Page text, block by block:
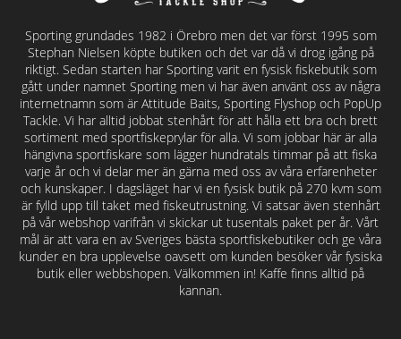
Sporting grundades 1982 i Örebro men det var först 1995 som
Stephan Nielsen köpte butiken och det var då vi drog igång på
riktigt. Sedan starten har Sporting varit en fysisk fiskebutik som
gått under namnet Sporting men vi har även använt oss av några
internetnamn som är Attitude Baits, Sporting Flyshop och PopUp
Tackle. Vi har alltid jobbat stenhårt för att hålla ett bra och brett
sortiment med sportfiskeprylar för alla. Vi som jobbar här är alla
hängivna sportfiskare som lägger hundratals timmar på att fiska
varje år och vi delar mer än gärna med oss av våra erfarenheter
och kunskaper. I dagsläget har vi en fysisk butik på 270 kvm som
är fylld upp till taket med fiskeutrustning. Vi satsar även stenhårt
på vår webshop varifrån vi skickar ut tusentals paket per år. Vårt
mål är att vara en av Sveriges bästa sportfiskebutiker och ge våra
kunder en bra upplevelse oavsett om kunden besöker vår fysiska
butik eller webbshopen. Välkommen in! Kaffe finns alltid på
kannan.